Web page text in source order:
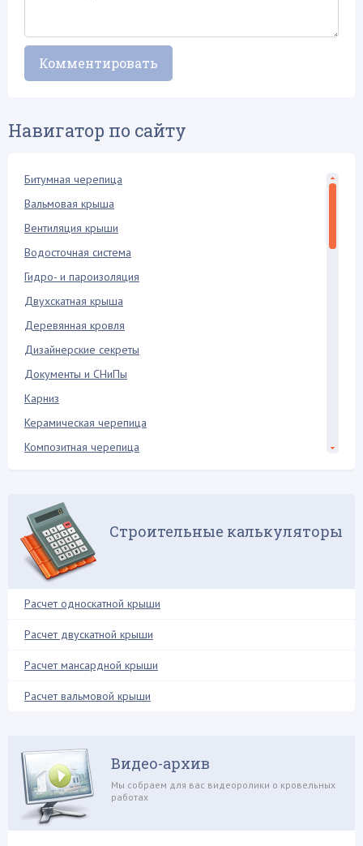
Навигатор по сайту
Битумная черепица
Вальмовая крыша
Вентиляция крыши
Водосточная система
Гидро- и пароизоляция
Двухскатная крыша
Деревянная кровля
Дизайнерские секреты
Документы и СНиПы
Карниз
Керамическая черепица
Композитная черепица
Кровельный пирог
Мансарда и чердак
Межэтажное перекрытие
Молниезащита
Мягкая кровля
Натуральная кровля
Обустройство балкона
Односкатная крыша
Ондулин
Строительные калькуляторы
Расчет односкатной крыши
Расчет двускатной крыши
Расчет мансардной крыши
Расчет вальмовой крыши
Видео-архив
Мы собраем для вас видеоролики о кровельных
работах